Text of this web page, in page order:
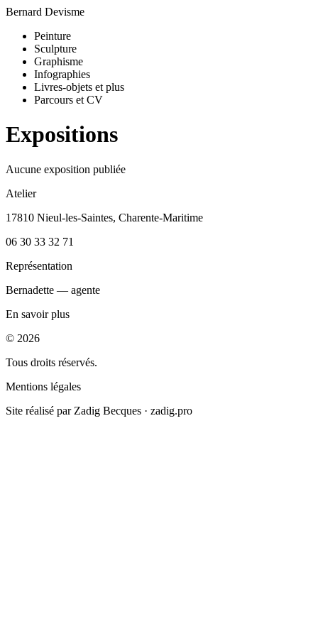
Bernard Devisme
Peinture
Sculpture
Graphisme
Infographies
Livres-objets et plus
Parcours et CV
Expositions
Aucune exposition publiée
Atelier
17810 Nieul-les-Saintes, Charente-Maritime
06 30 33 32 71
Représentation
Bernadette — agente
En savoir plus
© 2026
Tous droits réservés.
Mentions légales
Site réalisé par Zadig Becques · zadig.pro